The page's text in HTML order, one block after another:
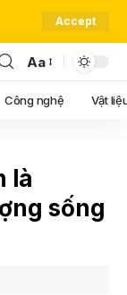
Accept
Font
Resizer
Aa
Công nghệ Vật
là
sống